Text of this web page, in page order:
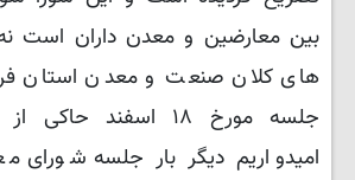
بین معارضین و معدن داران است
های کلان صنعت و معدن استان
جلسه مورخ ۱۸ اسفند
امیدواریم دیگر بار جلسه شورای